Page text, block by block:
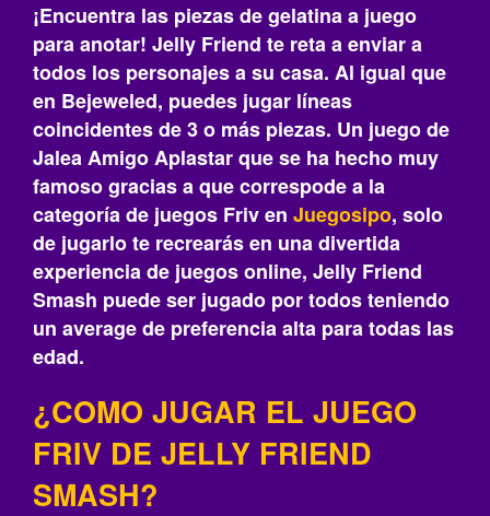
¡Encuentra las piezas de gelatina a juego
para anotar! Jelly Friend te reta a enviar a
todos los personajes a su casa. Al igual que
en Bejeweled, puedes jugar líneas
coincidentes de 3 o más piezas. Un juego de
Jalea Amigo Aplastar que se ha hecho muy
famoso gracias a que correspode a la
categoría de juegos Friv en Juegosipo, solo
de jugarlo te recrearás‎ en una divertida
experiencia de juegos online, Jelly Friend
Smash puede ser jugado por todos teniendo
un average de preferencia alta para todas las
edad.
¿COMO JUGAR EL JUEGO
FRIV DE JELLY FRIEND
SMASH?